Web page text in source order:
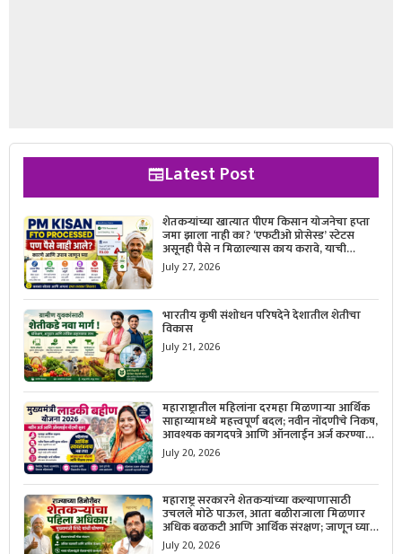
Latest Post
शेतकऱ्यांच्या खात्यात पीएम किसान योजनेचा हप्ता
जमा झाला नाही का? ‘एफटीओ प्रोसेस्ड’ स्टेटस
असूनही पैसे न मिळाल्यास काय करावे, याची
सविस्तर माहिती जाणून घ्या.
July 27, 2026
भारतीय कृषी संशोधन परिषदेने देशातील शेतीचा
विकास
July 21, 2026
महाराष्ट्रातील महिलांना दरमहा मिळणाऱ्या आर्थिक
साहाय्यामध्ये महत्त्वपूर्ण बदल; नवीन नोंदणीचे निकष,
आवश्यक कागदपत्रे आणि ऑनलाईन अर्ज करण्याची
सोपी प्रक्रिया जाणून घ्या.
July 20, 2026
महाराष्ट्र सरकारने शेतकऱ्यांच्या कल्याणासाठी
उचलले मोठे पाऊल, आता बळीराजाला मिळणार
अधिक बळकटी आणि आर्थिक संरक्षण; जाणून घ्या
सरकारचा नवा संकल्प.
July 20, 2026